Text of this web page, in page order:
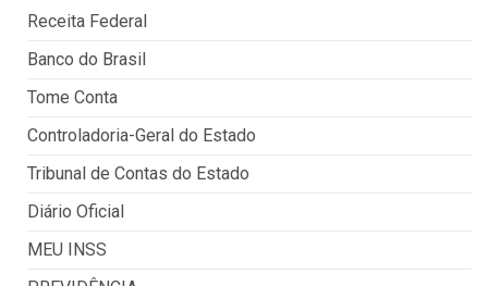
Receita Federal
Banco do Brasil
Tome Conta
Controladoria-Geral do Estado
Tribunal de Contas do Estado
Diário Oficial
MEU INSS